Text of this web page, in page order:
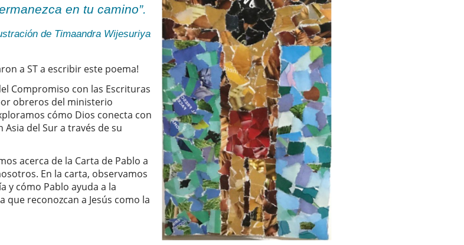
en tu camino”.
de Timaandra Wijesuriya
a ST a escribir este poema!
Compromiso con las Escrituras
obreros del ministerio
cómo Dios conecta con
del Sur a través de su
acerca de la Carta de Pablo a
En la carta, observamos
y cómo Pablo ayuda a la
reconozcan a Jesús como la